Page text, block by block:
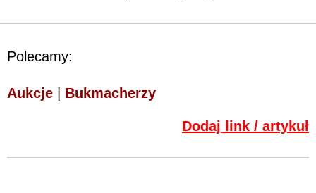
Polecamy:
Aukcje Bukmacherzy
Dodaj link / artykuł